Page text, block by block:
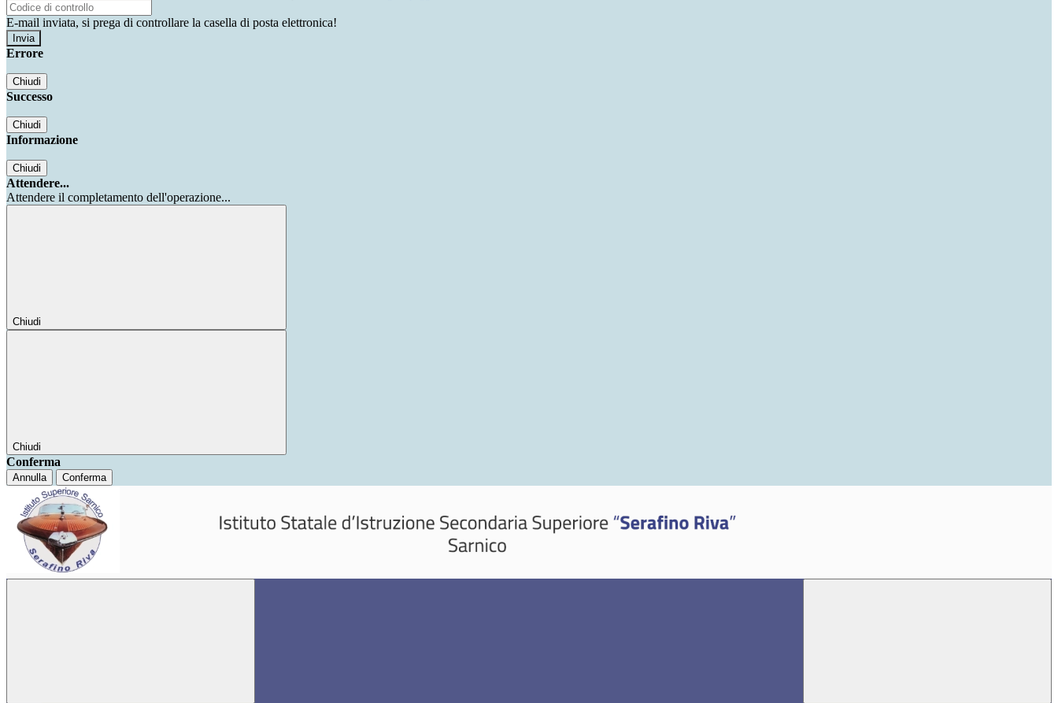
E-mail inviata, si prega di controllare la casella di posta elettronica!
Errore
Chiudi
Successo
Chiudi
Informazione
Chiudi
Attendere...
Attendere il completamento dell'operazione...
Chiudi
Chiudi
Conferma
Annulla Conferma